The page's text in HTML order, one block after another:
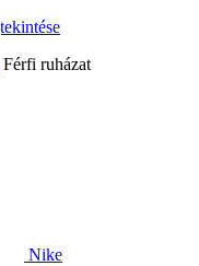
Férfi ruházat
Nike